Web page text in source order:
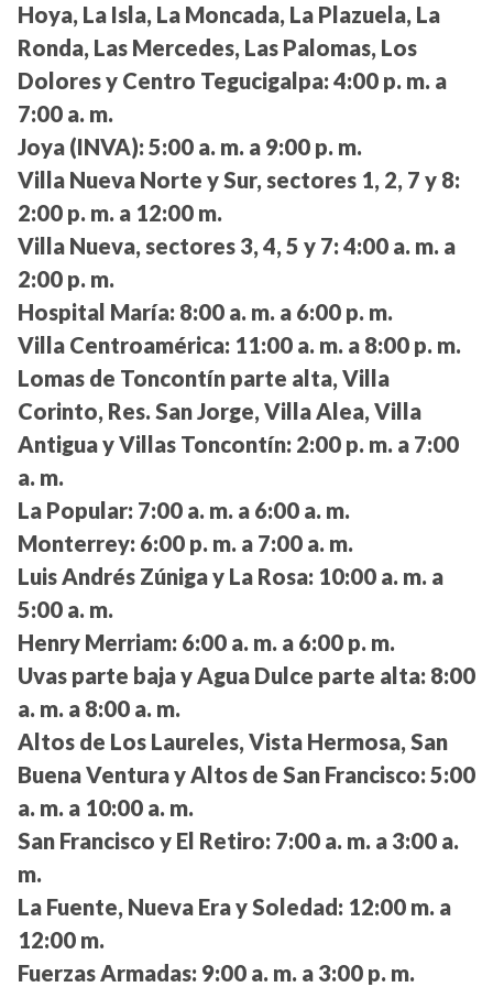
Hoya, La Isla, La Moncada, La Plazuela, La
Ronda, Las Mercedes, Las Palomas, Los
Dolores y Centro Tegucigalpa: 4:00 p. m. a
7:00 a. m.
Joya (INVA): 5:00 a. m. a 9:00 p. m.
Villa Nueva Norte y Sur, sectores 1, 2, 7 y 8:
2:00 p. m. a 12:00 m.
Villa Nueva, sectores 3, 4, 5 y 7: 4:00 a. m. a
2:00 p. m.
Hospital María: 8:00 a. m. a 6:00 p. m.
Villa Centroamérica: 11:00 a. m. a 8:00 p. m.
Lomas de Toncontín parte alta, Villa
Corinto, Res. San Jorge, Villa Alea, Villa
Antigua y Villas Toncontín: 2:00 p. m. a 7:00
a. m.
La Popular: 7:00 a. m. a 6:00 a. m.
Monterrey: 6:00 p. m. a 7:00 a. m.
Luis Andrés Zúniga y La Rosa: 10:00 a. m. a
5:00 a. m.
Henry Merriam: 6:00 a. m. a 6:00 p. m.
Uvas parte baja y Agua Dulce parte alta: 8:00
a. m. a 8:00 a. m.
Altos de Los Laureles, Vista Hermosa, San
Buena Ventura y Altos de San Francisco: 5:00
a. m. a 10:00 a. m.
San Francisco y El Retiro: 7:00 a. m. a 3:00 a.
m.
La Fuente, Nueva Era y Soledad: 12:00 m. a
12:00 m.
Fuerzas Armadas: 9:00 a. m. a 3:00 p. m.